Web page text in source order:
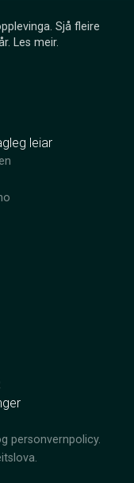
Sjå fleire
Les meir.
leiar
personvernpolicy.